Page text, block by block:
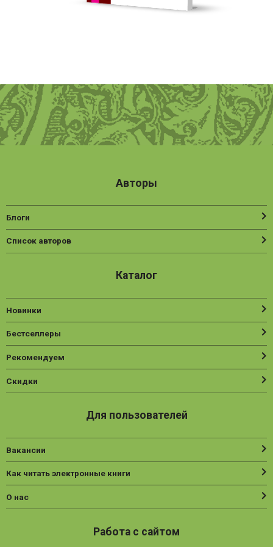
Авторы
Блоги
Список авторов
Каталог
Новинки
Бестселлеры
Рекомендуем
Скидки
Для пользователей
Вакансии
Как читать электронные книги
О нас
Работа с сайтом